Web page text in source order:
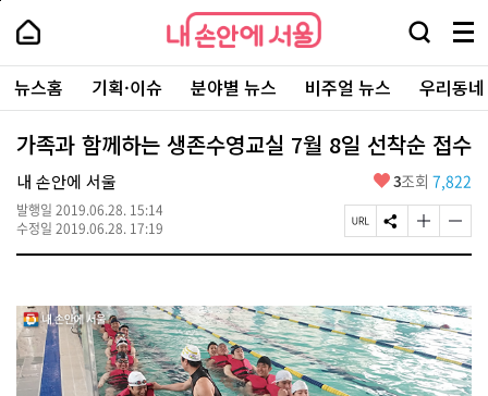
본
로
가
내
손
안
에
서
울
-
서
울
시
대
표
소
털
내
손
에
울
검
창
열
기
메
뉴
전
체
보
기
주
요
서
뉴스홈 기획·이슈 분야별 뉴스 비주얼 뉴스 우리동
가족과 함께하는 생존수영교실 7월 8일 선착순 접수
내 손안에 서울
발행일 2019.06.28. 15:14
수정일 2019.06.28. 17:19
좋
요
3조회 7,822
페
이
R
L
복
사
S
N
유
하
기
글
자
크
게
변
경
하
글
자
작
게
변
경
하
페
상
단
로